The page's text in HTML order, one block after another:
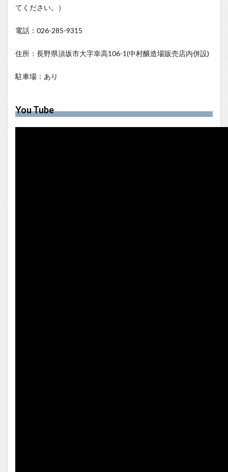
てください。）
電話：026-285-9315
住所：長野県須坂市大字幸高106-1(中村醸造場販売店内併設)
駐車場：あり
You Tube